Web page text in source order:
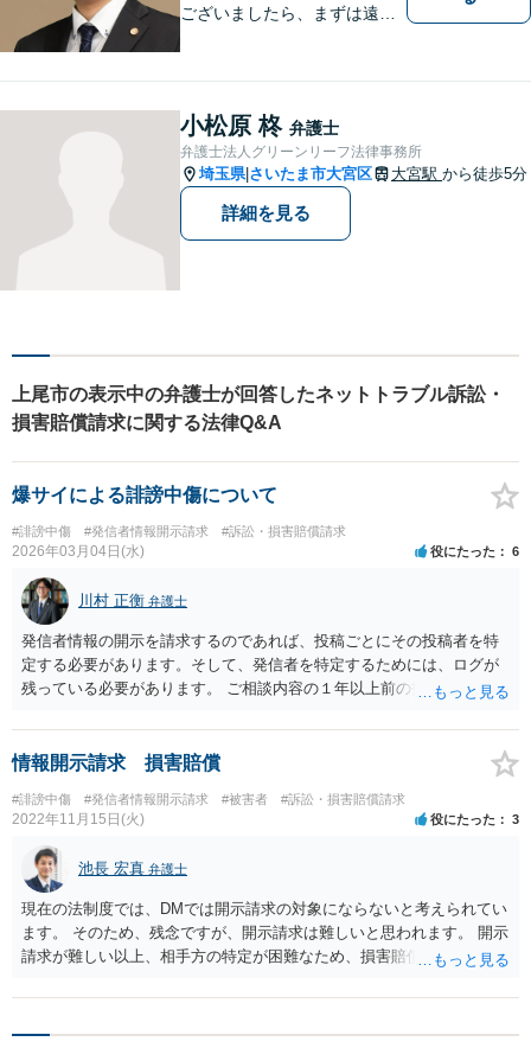
ございましたら、まずは遠慮
小松原 柊 弁護士
弁護士法人グリーンリーフ法律事務所
埼玉県| さいたま市大宮区 大宮駅 から徒歩5分
詳細を見る
上尾市の表示中の弁護士が回答したネットトラブル訴訟・
損害賠償請求に関する法律Q&A
爆サイによる誹謗中傷について
#誹謗中傷 #発信者情報開示請求 #訴訟・損害賠償請求
2026年03月04日(水) 役にたった 6
川村 正衡 弁護士
発信者情報の開示を請求するのであれば、投稿ごとにその投稿者を特
定する必要があります。そして、発信者を特定するためには、ログが
残っている必要があります。 ご相談内容の１年以上前の投稿について
ます。 一般論として、相手方に資力がない場合には、いくらを支払え
との判決が出たとしても、その金額を回収できないことはあり得ま
情報開示請求 損害賠償
#誹謗中傷 #発信者情報開示請求 #被害者 #訴訟・損害賠償請求
2022年11月15日(火) 役にたった 3
池長 宏真 弁護士
現在の法制度では、DMでは開示請求の対象にならないと考えられてい
ます。 そのため、残念ですが、開示請求は難しいと思われます。 開示
請求が難しい以上、相手方の特定が困難なため、損害賠償請求もでき
相手方を通報したりすることで運営に対応を求めるか、ブロックする